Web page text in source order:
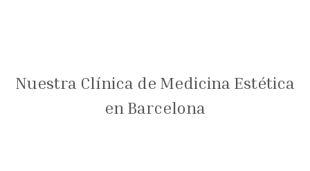
Nuestra Clínica de Medicina Estética
en Barcelona